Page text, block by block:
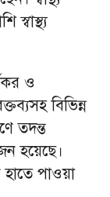
স্বাস্থ্য
ও
বিভিন্ন
তদন্ত
হয়েছে।
পাওয়া